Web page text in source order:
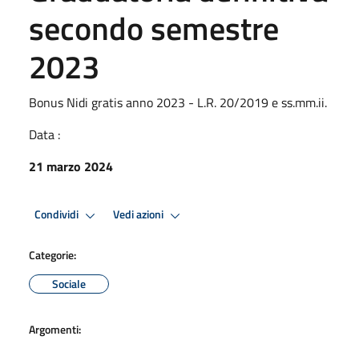
secondo semestre
2023
Bonus Nidi gratis anno 2023 - L.R. 20/2019 e ss.mm.ii.
Data :
21 marzo 2024
Condividi Vedi azioni
Categorie:
Sociale
Argomenti: